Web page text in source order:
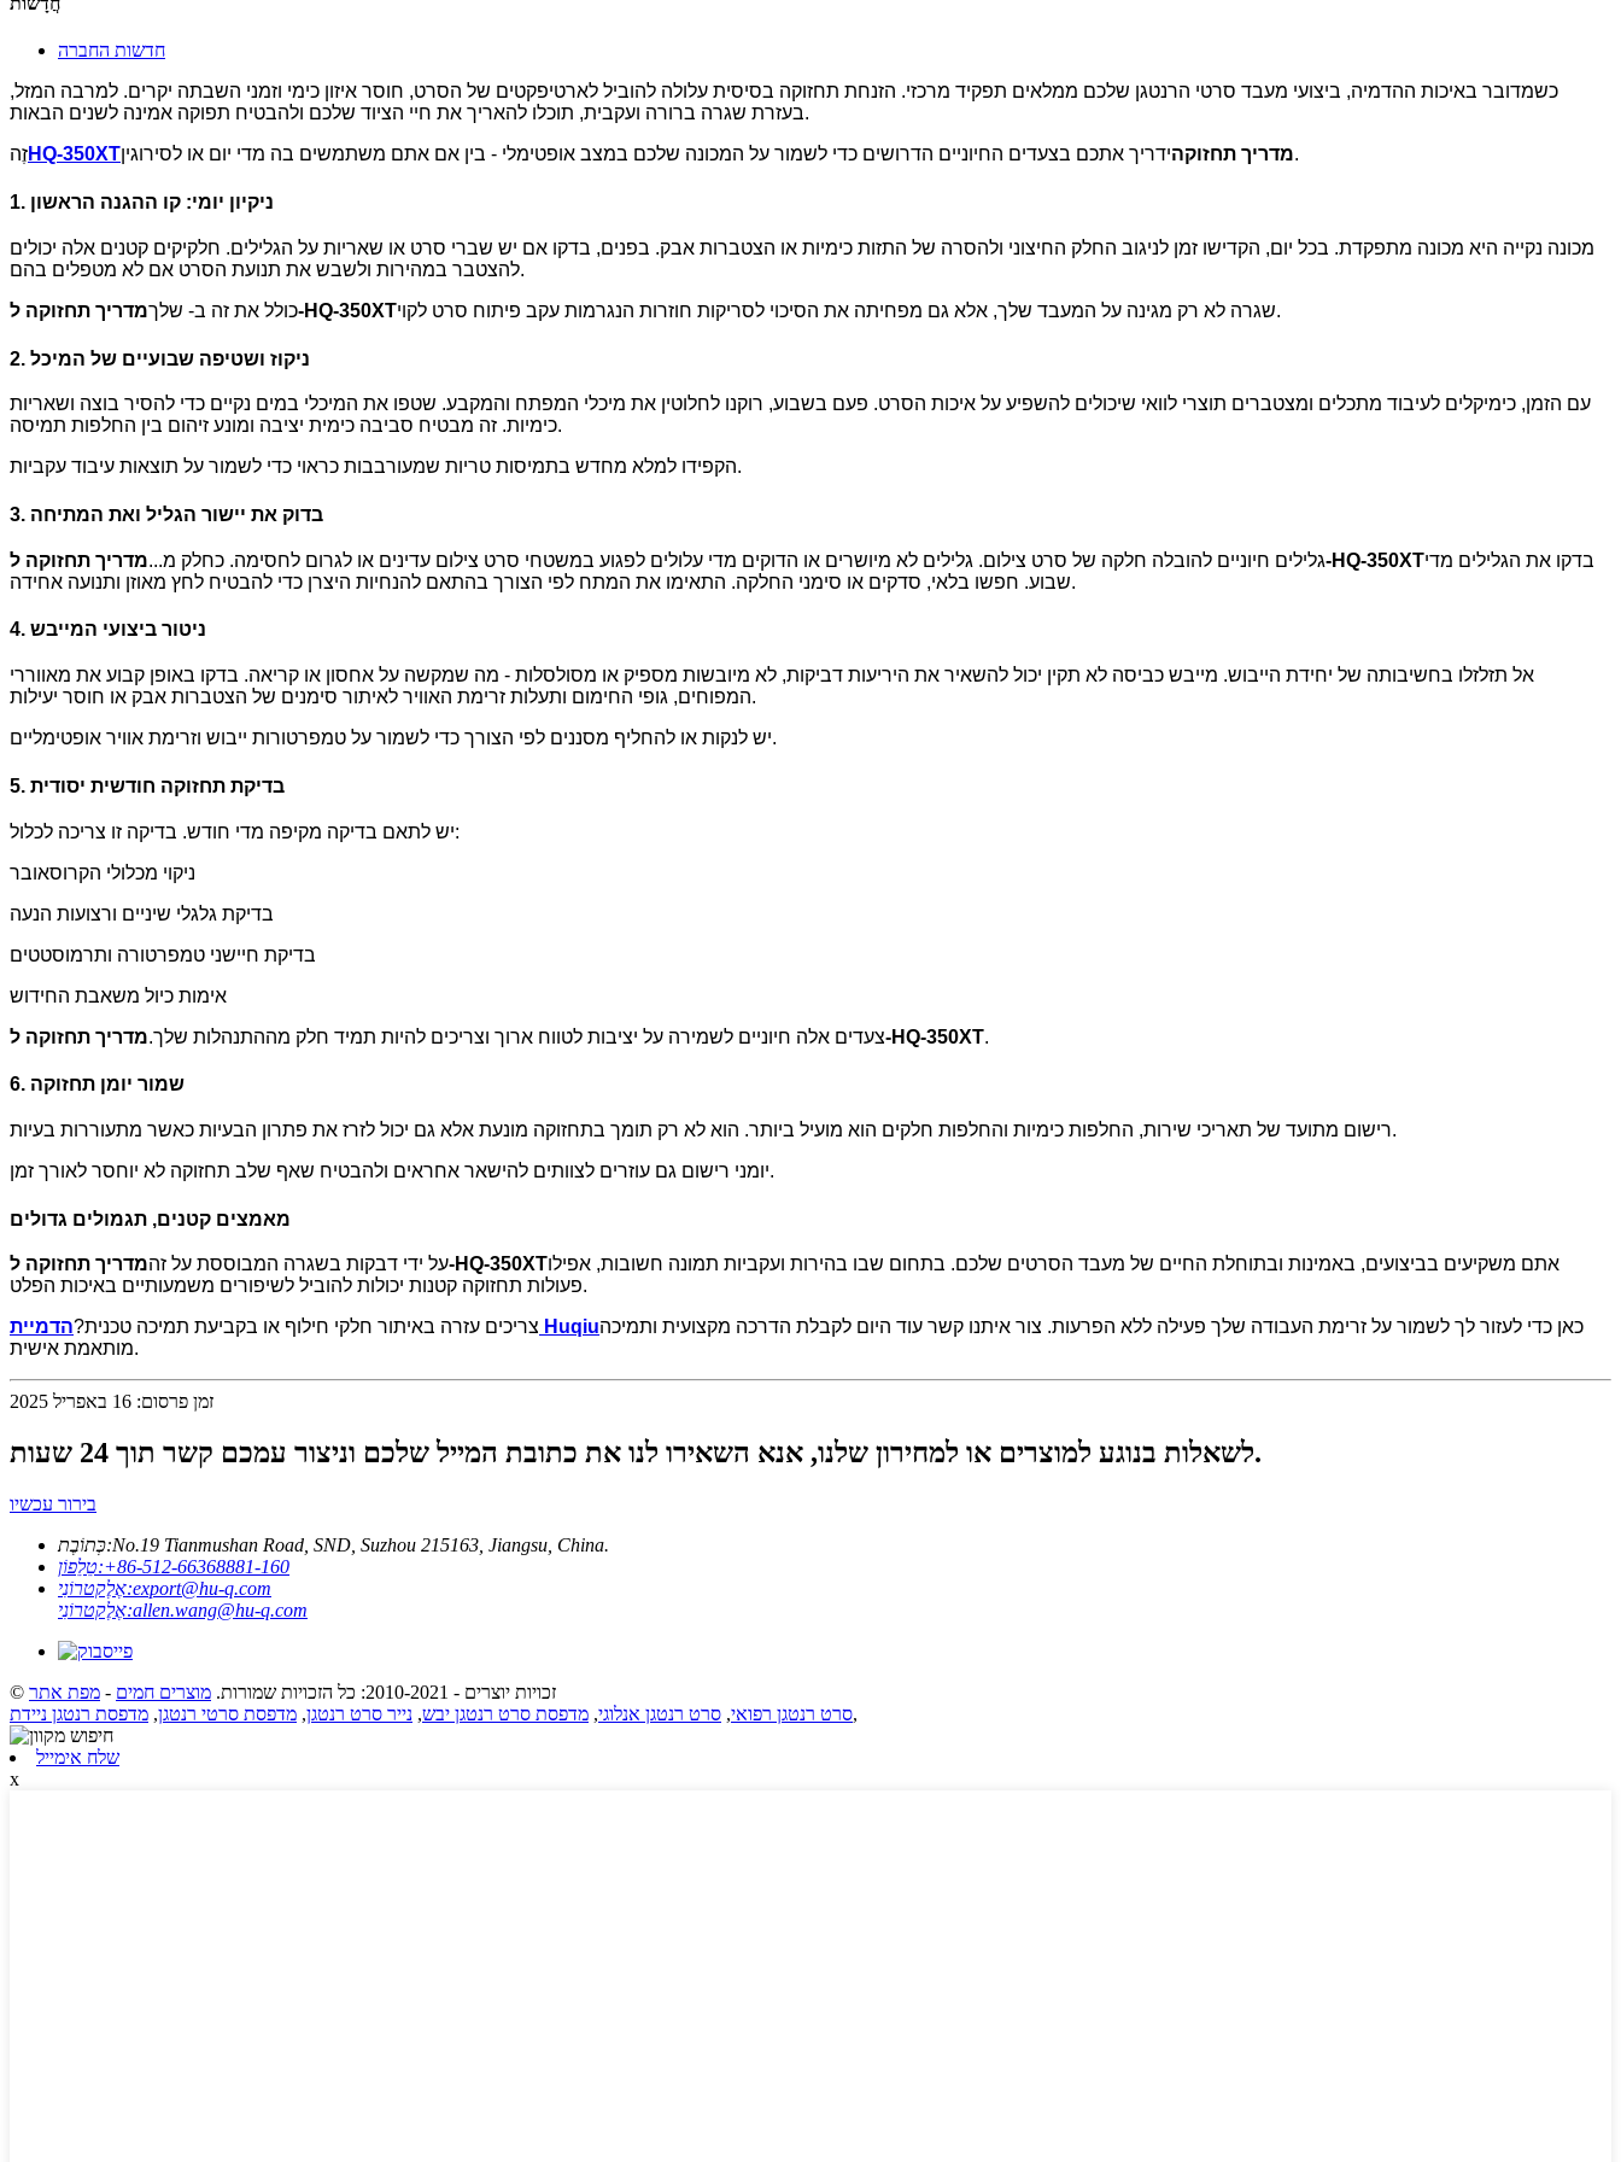
חדשות החברה
כשמדובר באיכות ההדמיה, ביצועי מעבד סרטי הרנטגן שלכם ממלאים תפקיד מרכזי. הזנחת תחזוקה בסיסית עלולה להוביל לארטיפקטים של הסרט, חוסר איזון כימי וזמני השבתה יקרים. למרבה המזל,
בעזרת שגרה ברורה ועקבית, תוכלו להאריך את חיי הציוד שלכם ולהבטיח תפוקה אמינה לשנים הבאות.
זֶהHQ-350XT מדריך תחזוקהידריך אתכם בצעדים החיוניים הדרושים כדי לשמור על המכונה שלכם במצב אופטימלי - בין אם אתם משתמשים בה מדי יום או לסירוגין.
1. ניקיון יומי: קו ההגנה הראשון
מכונה נקייה היא מכונה מתפקדת. בכל יום, הקדישו זמן לניגוב החלק החיצוני ולהסרה של התזות כימיות או הצטברות אבק. בפנים, בדקו אם יש שברי סרט או שאריות על הגלילים. חלקיקים קטנים אלה יכולים
להצטבר במהירות ולשבש את תנועת הסרט אם לא מטפלים בהם.
כולל את זה ב- שלךמדריך תחזוקה ל-HQ-350XT שגרה לא רק מגינה על המעבד שלך, אלא גם מפחיתה את הסיכוי לסריקות חוזרות הנגרמות עקב פיתוח סרט לקוי.
2. ניקוז ושטיפה שבועיים של המיכל
עם הזמן, כימיקלים לעיבוד מתכלים ומצטברים תוצרי לוואי שיכולים להשפיע על איכות הסרט. פעם בשבוע, רוקנו לחלוטין את מיכלי המפתח והמקבע. שטפו את המיכלי במים נקיים כדי להסיר בוצה ושאריות
כימיות. זה מבטיח סביבה כימית יציבה ומונע זיהום בין החלפות תמיסה.
הקפידו למלא מחדש בתמיסות טריות שמעורבבות כראוי כדי לשמור על תוצאות עיבוד עקביות.
3. בדוק את יישור הגליל ואת המתיחה
גלילים חיוניים להובלה חלקה של סרט צילום. גלילים לא מיושרים או הדוקים מדי עלולים לפגוע במשטחי סרט צילום עדינים או לגרום לחסימה. כחלק מ...מדריך תחזוקה ל-HQ-350XTבדקו את הגלילים מדי
שבוע. חפשו בלאי, סדקים או סימני החלקה. התאימו את המתח לפי הצורך בהתאם להנחיות היצרן כדי להבטיח לחץ מאוזן ותנועה אחידה.
4. ניטור ביצועי המייבש
אל תזלזלו בחשיבותה של יחידת הייבוש. מייבש כביסה לא תקין יכול להשאיר את היריעות דביקות, לא מיובשות מספיק או מסולסלות - מה שמקשה על אחסון או קריאה. בדקו באופן קבוע את מאווררי
המפוחים, גופי החימום ותעלות זרימת האוויר לאיתור סימנים של הצטברות אבק או חוסר יעילות.
יש לנקות או להחליף מסננים לפי הצורך כדי לשמור על טמפרטורות ייבוש וזרימת אוויר אופטימליים.
5. בדיקת תחזוקה חודשית יסודית
יש לתאם בדיקה מקיפה מדי חודש. בדיקה זו צריכה לכלול:
ניקוי מכלולי הקרוסאובר
בדיקת גלגלי שיניים ורצועות הנעה
בדיקת חיישני טמפרטורה ותרמוסטטים
אימות כיול משאבת החידוש
צעדים אלה חיוניים לשמירה על יציבות לטווח ארוך וצריכים להיות תמיד חלק מההתנהלות שלך.מדריך תחזוקה ל-HQ-350XT.
6. שמור יומן תחזוקה
רישום מתועד של תאריכי שירות, החלפות כימיות והחלפות חלקים הוא מועיל ביותר. הוא לא רק תומך בתחזוקה מונעת אלא גם יכול לזרז את פתרון הבעיות כאשר מתעוררות בעיות.
יומני רישום גם עוזרים לצוותים להישאר אחראים ולהבטיח שאף שלב תחזוקה לא יוחסר לאורך זמן.
מאמצים קטנים, תגמולים גדולים
על ידי דבקות בשגרה המבוססת על זהמדריך תחזוקה ל-HQ-350XTאתם משקיעים בביצועים, באמינות ובתוחלת החיים של מעבד הסרטים שלכם. בתחום שבו בהירות ועקביות תמונה חשובות, אפילו
פעולות תחזוקה קטנות יכולות להוביל לשיפורים משמעותיים באיכות הפלט.
צריכים עזרה באיתור חלקי חילוף או בקביעת תמיכה טכנית? הדמיית Huqiuכאן כדי לעזור לך לשמור על זרימת העבודה שלך פעילה ללא הפרעות. צור איתנו קשר עוד היום לקבלת הדרכה מקצועית ותמיכה
מותאמת אישית.
זמן פרסום: 16 באפריל 2025
לשאלות בנוגע למוצרים או למחירון שלנו, אנא השאירו לנו את כתובת המייל שלכם וניצור עמכם קשר תוך 24 שעות.
בירור עכשיו
כְּתוֹבֶת:No.19 Tianmushan Road, SND, Suzhou 215163, Jiangsu, China.
טֵלֵפוֹן:‎+86-512-66368881-160
אֶלֶקטרוֹנִי:export@hu-q.com
אֶלֶקטרוֹנִי:allen.wang@hu-q.com
© זכויות יוצרים - 2010-2021: כל הזכויות שמורות. מוצרים חמים - מפת אתר
סרט רנטגן רפואי, סרט רנטגן אנלוגי, מדפסת סרט רנטגן יבש, נייר סרט רנטגן, מדפסת סרטי רנטגן, מדפסת רנטגן ניידת ,
שלח אימייל
x